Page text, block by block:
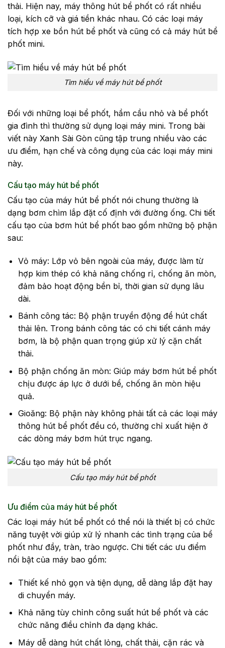
thải. Hiện nay, máy thông hút bể phốt có rất nhiều
loại, kích cỡ và giá tiền khác nhau. Có các loại máy
tích hợp xe bồn hút bể phốt và cũng có cả máy hút bể
phốt mini.
Tìm hiểu về máy hút bể phốt
Đối với những loại bể phốt, hầm cầu nhỏ và bể phốt
gia đình thì thường sử dụng loại máy mini. Trong bài
viết này Xanh Sài Gòn cũng tập trung nhiều vào các
ưu điểm, hạn chế và công dụng của các loại máy mini
này.
Cấu tạo máy hút bể phốt
Cấu tạo của máy hút bể phốt nói chung thường là
dạng bơm chìm lắp đặt cố định với đường ống. Chi tiết
cấu tạo của bơm hút bể phốt bao gồm những bộ phận
sau:
Vỏ máy: Lớp vỏ bên ngoài của máy, được làm từ
hợp kim thép có khả năng chống rỉ, chống ăn mòn,
đảm bảo hoạt động bền bỉ, thời gian sử dụng lâu
dài.
Bánh công tác: Bộ phận truyền động để hút chất
thải lên. Trong bánh công tác có chi tiết cánh máy
bơm, là bộ phận quan trọng giúp xử lý cặn chất
thải.
Bộ phận chống ăn mòn: Giúp máy bơm hút bể phốt
chịu được áp lực ở dưới bể, chống ăn mòn hiệu
quả.
Gioăng: Bộ phận này không phải tất cả các loại máy
thông hút bể phốt đều có, thường chỉ xuất hiện ở
các dòng máy bơm hút trục ngang.
Cấu tạo máy hút bể phốt
Ưu điểm của máy hút bể phốt
Các loại máy hút bể phốt có thể nói là thiết bị có chức
năng tuyệt vời giúp xử lý nhanh các tình trạng của bể
phốt như đầy, tràn, trào ngược. Chi tiết các ưu điểm
nổi bật của máy bao gồm:
Thiết kế nhỏ gọn và tiện dụng, dễ dàng lắp đặt hay
di chuyển máy.
Khả năng tùy chỉnh công suất hút bể phốt và các
chức năng điều chỉnh đa dạng khác.
Máy dễ dàng hút chất lỏng, chất thải, cặn rác và